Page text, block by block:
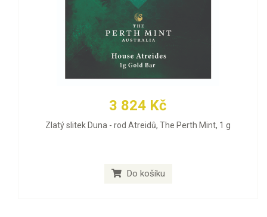
3 824 Kč
Zlatý slitek Duna - rod Atreidů, The Perth Mint, 1 g
Do košíku